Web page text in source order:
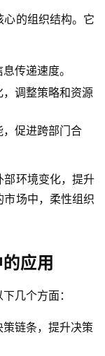
的组织结构。它
传递速度。
，调整策略和资源
，促进跨部门合
部环境变化，提升
场中，柔性组织
应用
几个方面：
链条，提升决策